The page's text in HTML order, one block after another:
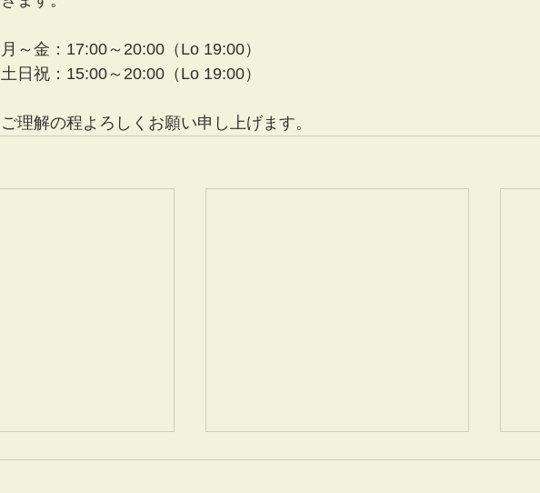
月～金：17:00～20:00（Lo 19:00）
土日祝：15:00～20:00（Lo 19:00）
ご理解の程よろしくお願い申し上げます。